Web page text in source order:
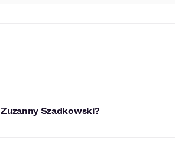
Szadkowski?